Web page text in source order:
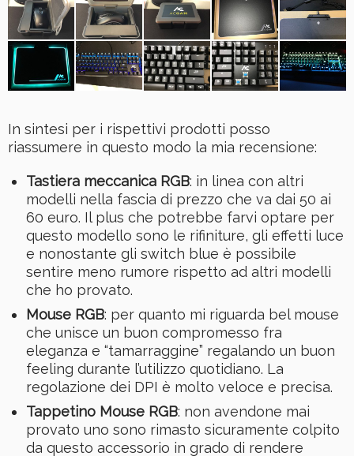
In sintesi per i rispettivi prodotti posso
riassumere in questo modo la mia recensione:
Tastiera meccanica RGB: in linea con altri
modelli nella fascia di prezzo che va dai 50 ai
60 euro. Il plus che potrebbe farvi optare per
questo modello sono le rifiniture, gli effetti luce
e nonostante gli switch blue è possibile
sentire meno rumore rispetto ad altri modelli
che ho provato.
Mouse RGB: per quanto mi riguarda bel mouse
che unisce un buon compromesso fra
eleganza e “tamarraggine” regalando un buon
feeling durante l’utilizzo quotidiano. La
regolazione dei DPI è molto veloce e precisa.
Tappetino Mouse RGB: non avendone mai
provato uno sono rimasto sicuramente colpito
da questo accessorio in grado di rendere